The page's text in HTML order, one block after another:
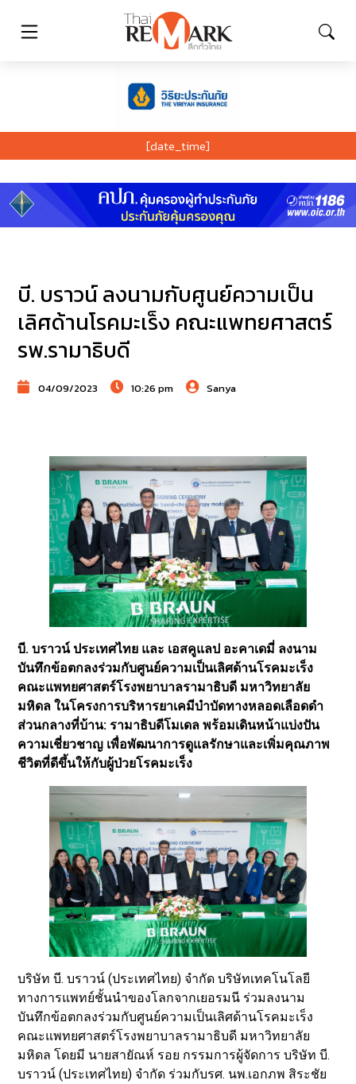
[date_time]
บี. บราวน์ ลงนามกับศูนย์ความเป็น
เลิศด้านโรคมะเร็ง คณะแพทยศาสตร์
รพ.รามาธิบดี
04/09/2023 10:26 pm Sanya
บี. บราวน์ ประเทศไทย และ เอสคูแลป อะคาเดมี่ ลงนาม
บันทึกข้อตกลงร่วมกับศูนย์ความเป็นเลิศด้านโรคมะเร็ง
คณะแพทยศาสตร์โรงพยาบาลรามาธิบดี มหาวิทยาลัย
มหิดล ในโครงการบริหารยาเคมีบำบัดทางหลอดเลือดดำ
ส่วนกลางที่บ้าน: รามาธิบดีโมเดล พร้อมเดินหน้าแบ่งปัน
ความเชี่ยวชาญ เพื่อพัฒนาการดูแลรักษาและเพิ่มคุณภาพ
ชีวิตที่ดีขึ้นให้กับผู้ป่วยโรคมะเร็ง
บริษัท บี. บราวน์ (ประเทศไทย) จำกัด บริษัทเทคโนโลยี
ทางการแพทย์ชั้นนำของโลกจากเยอรมนี ร่วมลงนาม
บันทึกข้อตกลงร่วมกับศูนย์ความเป็นเลิศด้านโรคมะเร็ง
คณะแพทยศาสตร์โรงพยาบาลรามาธิบดี มหาวิทยาลัย
มหิดล โดยมี นายสายัณห์ รอย กรรมการผู้จัดการ บริษัท บี.
บราวน์ (ประเทศไทย) จำกัด ร่วมกับรศ. นพ.เอกภพ สิระชัย